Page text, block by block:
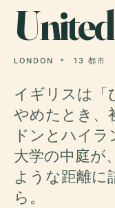
LONDON 13 都市
イギリスは「
やめたとき、
ドンとハイ
大学の中庭が
ような距離に
ら。